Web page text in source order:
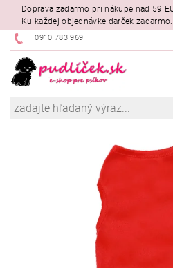
Doprava zadarmo pri nákupe nad 59
Ku každej objednávke darček zadarmo.
0910 783 969